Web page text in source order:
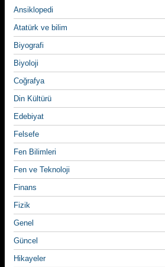
Ansiklopedi
Atatürk ve bilim
Biyografi
Biyoloji
Coğrafya
Din Kültürü
Edebiyat
Felsefe
Fen Bilimleri
Fen ve Teknoloji
Finans
Fizik
Genel
Güncel
Hikayeler